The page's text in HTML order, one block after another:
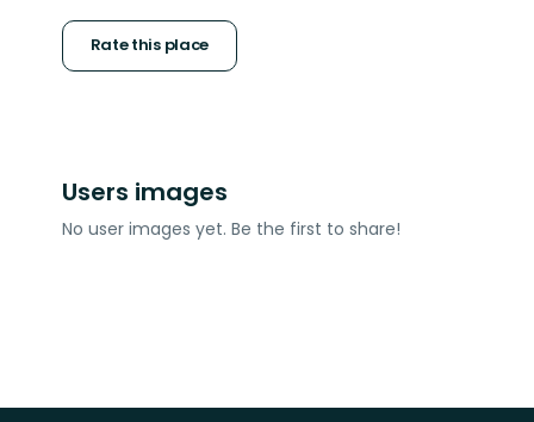
stars
Rate this place
Users images
No user images yet. Be the first to share!